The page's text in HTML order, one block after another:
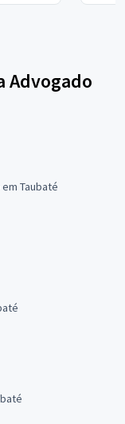
Advogado
Taubaté